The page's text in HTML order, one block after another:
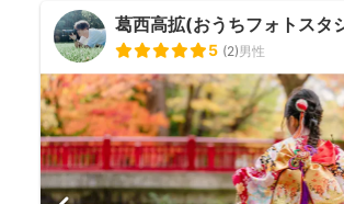
葛西高拡(おうちフォトスタ
5 (2)男性